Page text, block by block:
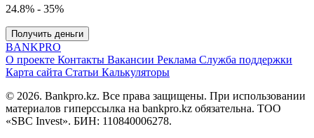
24.8% - 35%
Получить деньги
BANKPRO
О проекте Контакты Вакансии Реклама Служба поддержки
Карта сайта Статьи Калькуляторы
© 2026. Bankpro.kz. Все права защищены. При использовании
материалов гиперссылка на bankpro.kz обязательна. ТОО
«SBC Invest». БИН: 110840006278.